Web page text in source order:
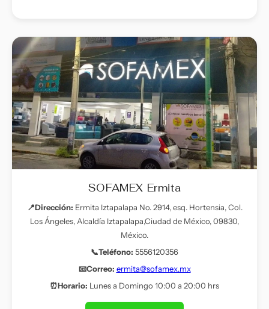
SOFAMEX Ermita
📍Dirección: Ermita Iztapalapa No. 2914, esq. Hortensia, Col.
Los Ángeles, Alcaldía Iztapalapa,Ciudad de México, 09830,
México.
📞Teléfono: 5556120356
📧Correo: ermita@sofamex.mx
⏰Horario: Lunes a Domingo 10:00 a 20:00 hrs